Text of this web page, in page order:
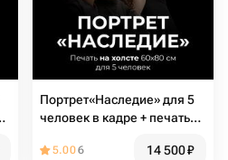
Портрет«Наследие» для 5
человек в кадре + печать
5.006 14 500₽